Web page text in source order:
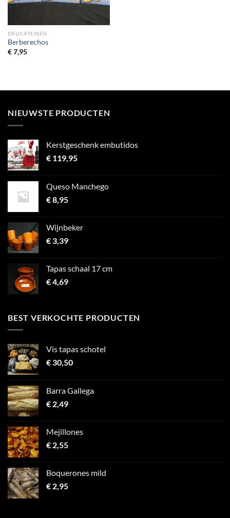
DELICATESSEN
Berberechos
€7,95
NIEUWSTE PRODUCTEN
Kerstgeschenk embutidos
€ 119,95
Queso Manchego
€8,95
Wijnbeker
€3,39
Tapas schaal 17 cm
€4,69
BEST VERKOCHTE PRODUCTEN
Vis tapas schotel
€30,50
Barra Gallega
€ 2,49
Mejillones
€ 2,55
Boquerones mild
€ 2,95